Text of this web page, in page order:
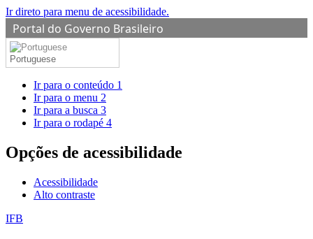
Ir direto para menu de acessibilidade.
Portal do Governo Brasileiro
Portuguese
Ir para o conteúdo 1
Ir para o menu 2
Ir para a busca 3
Ir para o rodapé 4
Opções de acessibilidade
Acessibilidade
Alto contraste
IFB